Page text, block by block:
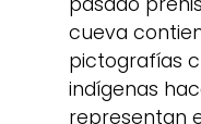
cueva
pictografías
indígenas
representan